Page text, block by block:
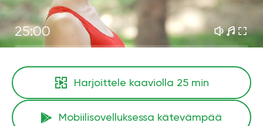
25:00
Harjoittele kaaviolla 25 min
Mobiilisovelluksessa kätevämpää